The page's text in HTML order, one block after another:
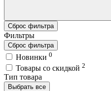
Сброс фильтра
Фильтры
Сброс фильтра
Новинки 0
Товары со скидкой 2
Тип товара
Выбрать все